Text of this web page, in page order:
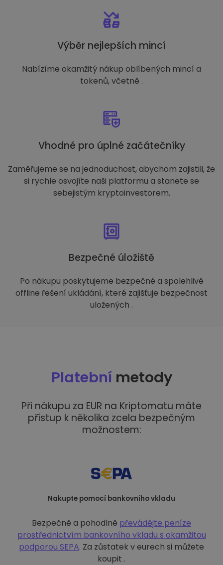
Výběr nejlepších mincí
Nabízíme okamžitý nákup oblíbených mincí a
tokenů, včetně .
Vhodné pro úplné začátečníky
Zaměřujeme se na jednoduchost, abychom zajistili, že
si rychle osvojíte naši platformu a stanete se
sebejistým kryptoinvestorem.
Bezpečné úložiště
Po nákupu poskytujeme bezpečné a spolehlivé
offline řešení ukládání, které zajišťuje bezpečnost
uložených .
Platební metody
Při nákupu za EUR na Kriptomatu máte
přístup k několika zcela bezpečným
možnostem:
Nakupte pomocí bankovního vkladu
Bezpečně a pohodlně převádějte peníze
prostřednictvím bankovního vkladu s okamžitou
podporou SEPA. Za zůstatek v eurech si můžete
koupit .